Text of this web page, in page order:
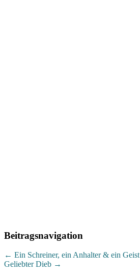
Beitragsnavigation
← Ein Schreiner, ein Anhalter & ein Geist
Geliebter Dieb →